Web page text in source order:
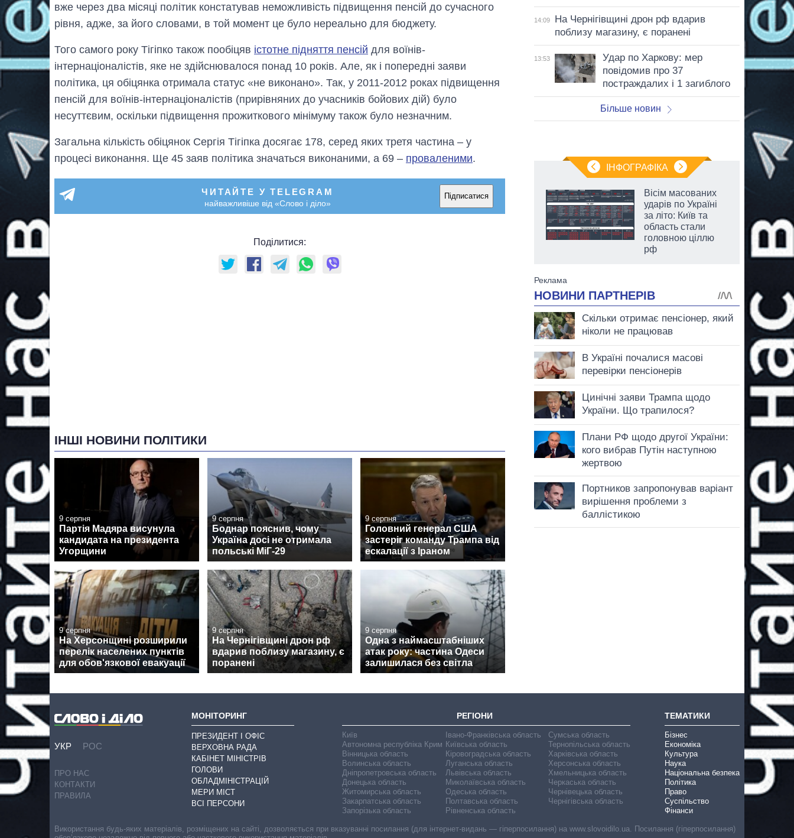
вже через два місяці політик констатував неможливість підвищення пенсій до сучасного
рівня, адже, за його словами, в той момент це було нереально для бюджету.
Того самого року Тігіпко також пообіцяв істотне підняття пенсій для воїнів-
інтернаціоналістів, яке не здійснювалося понад 10 років. Але, як і попередні заяви
політика, ця обіцянка отримала статус «не виконано». Так, у 2011-2012 роках підвищення
пенсій для воїнів-інтернаціоналістів (прирівняних до учасників бойових дій) було
несуттєвим, оскільки підвищення прожиткового мінімуму також було незначним.
Загальна кількість обіцянок Сергія Тігіпка досягає 178, серед яких третя частина – у
процесі виконання. Ще 45 заяв політика значаться виконаними, а 69 – проваленими.
ЧИТАЙТЕ У TELEGRAM
найважливіше від «Слово і діло»
Підписатися
Поділитися:
ІНШІ НОВИНИ ПОЛІТИКИ
9 серпня
Партія Мадяра висунула
кандидата на президента
Угорщини
9 серпня
Боднар пояснив, чому
Україна досі не отримала
польські МіГ-29
9 серпня
Головний генерал США
застеріг команду Трампа від
ескалації з Іраном
9 серпня
На Херсонщині розширили
перелік населених пунктів
для обов'язкової евакуації
9 серпня
На Чернігівщині дрон рф
вдарив поблизу магазину, є
поранені
9 серпня
Одна з наймасштабніших
атак року: частина Одеси
залишилася без світла
14:09
На Чернігівщині дрон рф вдарив
поблизу магазину, є поранені
13:53
Удар по Харкову: мер
повідомив про 37
постраждалих і 1 загиблого
Більше новин
ІНФОГРАФІКА
Як змінився
бюджет
Міністерства
Вісім масованих
ударів по Україні
за літо: Київ та
область стали
головною ціллю
рф
УКР РОС
ПРО НАС
КОНТАКТИ
ПРАВИЛА
МОНІТОРИНГ
ПРЕЗИДЕНТ І ОФІС
ВЕРХОВНА РАДА
КАБІНЕТ МІНІСТРІВ
ГОЛОВИ
ОБЛАДМІНІСТРАЦІЙ
МЕРИ МІСТ
ВСІ ПЕРСОНИ
РЕГІОНИ
Київ
Автономна республіка Крим
Вінницька область
Волинська область
Дніпропетровська область
Донецька область
Житомирська область
Закарпатська область
Запорізька область
Івано-Франківська область
Київська область
Кіровоградська область
Луганська область
Львівська область
Миколаївська область
Одеська область
Полтавська область
Рівненська область
Сумська область
Тернопільська область
Харківська область
Херсонська область
Хмельницька область
Черкаська область
Чернівецька область
Чернігівська область
ТЕМАТИКИ
Бізнес
Економіка
Культура
Наука
Національна безпека
Політика
Право
Суспільство
Фінанси
Використання будь-яких матеріалів, розміщених на сайті, дозволяється при вказуванні посилання (для інтернет-видань — гіперпосилання) на www.slovoidilo.ua. Посилання (гіперпосилання)